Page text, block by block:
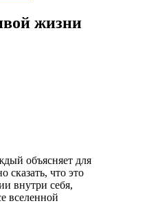
жизни
объясняет для
сказать, что это
внутри себя,
вселенной